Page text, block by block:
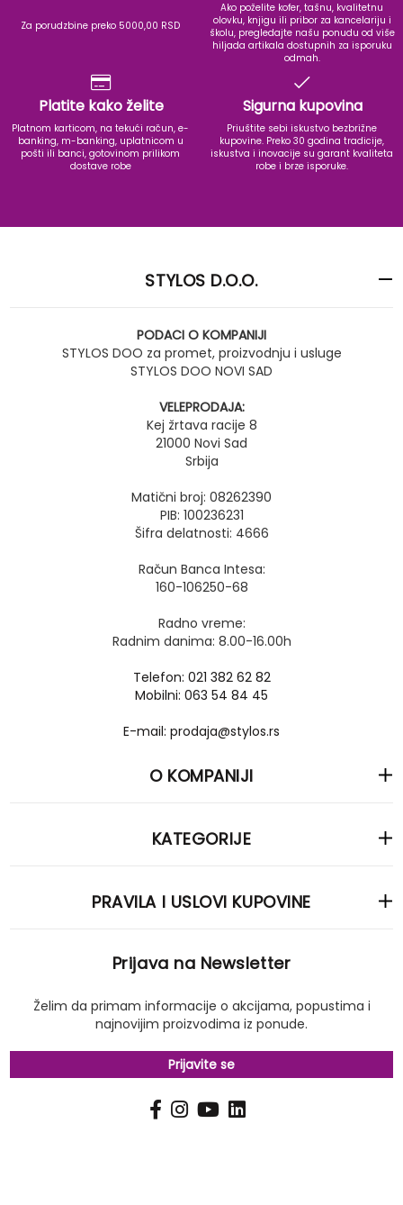
Za porudzbine preko 5000,00 RSD
Ako poželite kofer, tašnu, kvalitetnu
olovku, knjigu ili pribor za kancelariju i
školu, pregledajte našu ponudu od više
hiljada artikala dostupnih za isporuku
odmah.
Platite kako želite
Platnom karticom, na tekući račun, e-
banking, m-banking, uplatnicom u
pošti ili banci, gotovinom prilikom
dostave robe
Sigurna kupovina
Priuštite sebi iskustvo bezbrižne
kupovine. Preko 30 godina tradicije,
iskustva i inovacije su garant kvaliteta
robe i brze isporuke.
STYLOS D.O.O.
PODACI O KOMPANIJI
STYLOS DOO za promet, proizvodnju i usluge
STYLOS DOO NOVI SAD
VELEPRODAJA:
Kej žrtava racije 8
21000 Novi Sad
Srbija
Matični broj: 08262390
PIB: 100236231
Šifra delatnosti: 4666
Račun Banca Intesa:
160-106250-68
Radno vreme:
Radnim danima: 8.00-16.00h
Telefon: 021 382 62 82
Mobilni: 063 54 84 45
E-mail: prodaja@stylos.rs
O KOMPANIJI
KATEGORIJE
PRAVILA I USLOVI KUPOVINE
Prijava na Newsletter
Želim da primam informacije o akcijama, popustima i
najnovijim proizvodima iz ponude.
Prijavite se